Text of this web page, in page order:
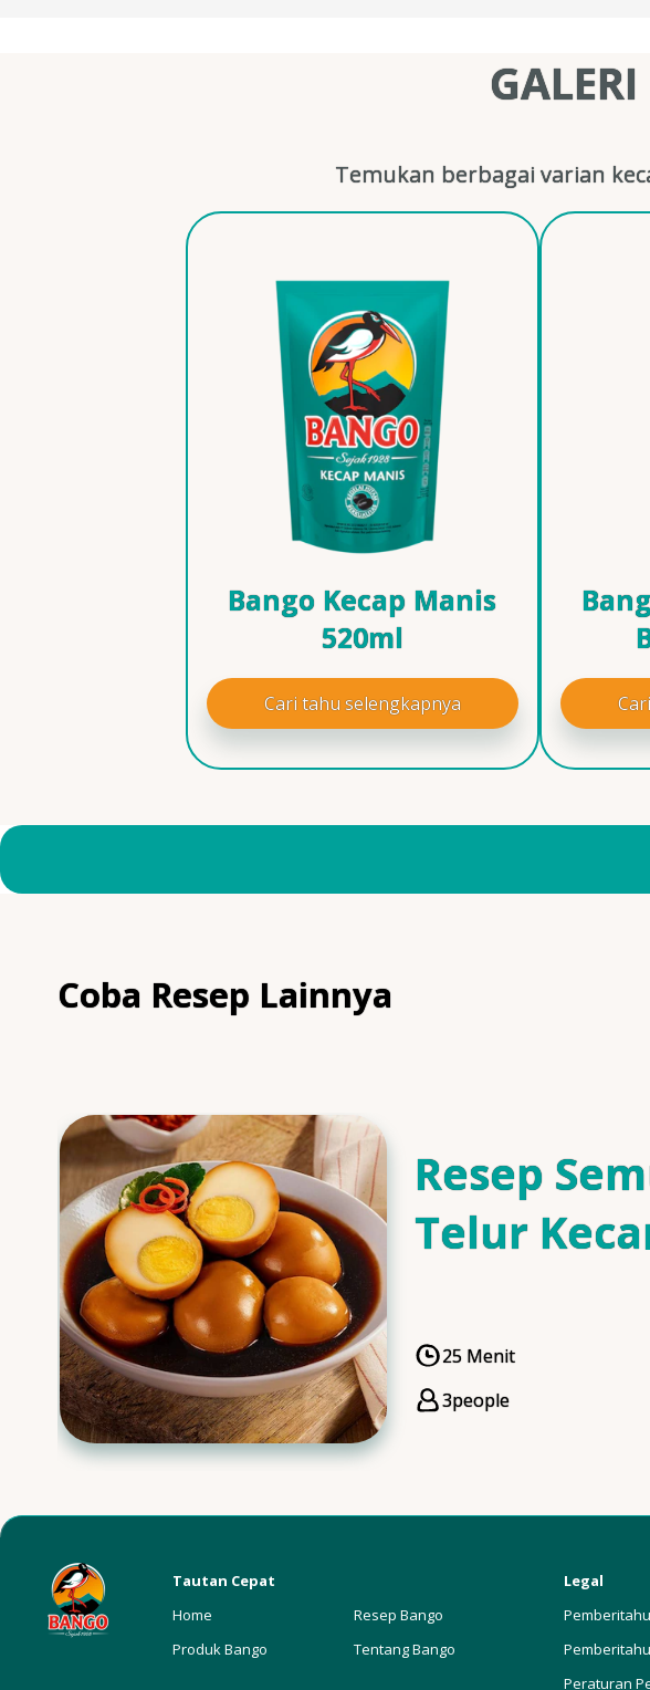
Temukan berbagai varian
Bango Kecap Manis
520ml
Cari tahu selengkapnya
Coba Resep Lainnya
Resep
Telur
CookingTime
25 Menit
Servings
3people
Tautan Cepat
Home
Produk Bango
Resep Bango
Tentang Bango
Legal
Peraturan